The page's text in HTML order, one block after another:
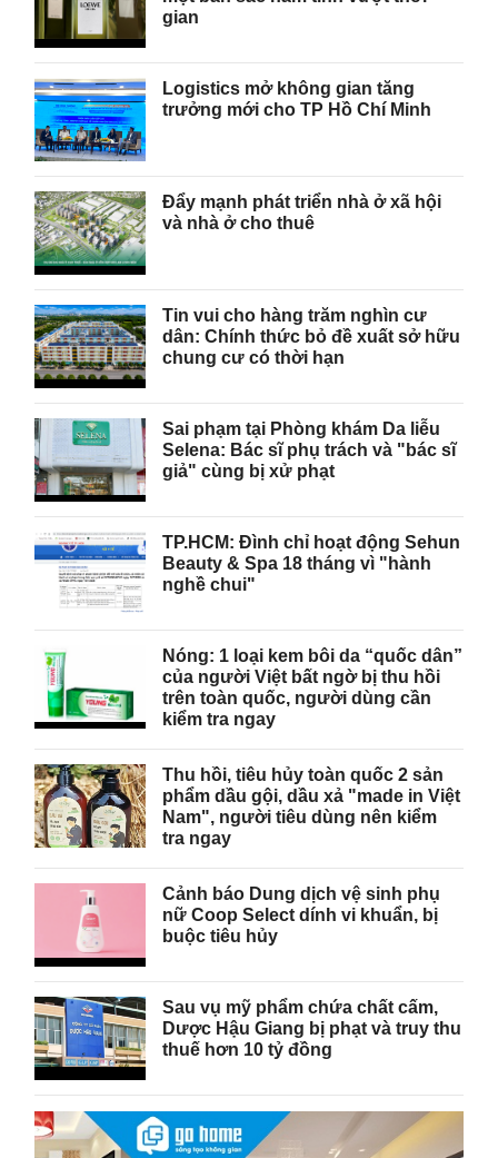
gian
Logistics mở không gian tăng
trưởng mới cho TP Hồ Chí Minh
Đẩy mạnh phát triển nhà ở xã hội
và nhà ở cho thuê
Tin vui cho hàng trăm nghìn cư
dân: Chính thức bỏ đề xuất sở hữu
chung cư có thời hạn
Sai phạm tại Phòng khám Da liễu
Selena: Bác sĩ phụ trách và "bác sĩ
giả" cùng bị xử phạt
TP.HCM: Đình chỉ hoạt động Sehun
Beauty & Spa 18 tháng vì "hành
nghề chui"
Nóng: 1 loại kem bôi da “quốc dân”
của người Việt bất ngờ bị thu hồi
trên toàn quốc, người dùng cần
kiểm tra ngay
Thu hồi, tiêu hủy toàn quốc 2 sản
phẩm dầu gội, dầu xả "made in Việt
Nam", người tiêu dùng nên kiểm
tra ngay
Cảnh báo Dung dịch vệ sinh phụ
nữ Coop Select dính vi khuẩn, bị
buộc tiêu hủy
Sau vụ mỹ phẩm chứa chất cấm,
Dược Hậu Giang bị phạt và truy thu
thuế hơn 10 tỷ đồng